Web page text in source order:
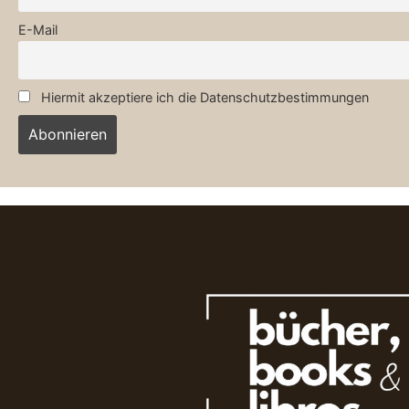
E-Mail
Hiermit akzeptiere ich die Datenschutzbestimmungen